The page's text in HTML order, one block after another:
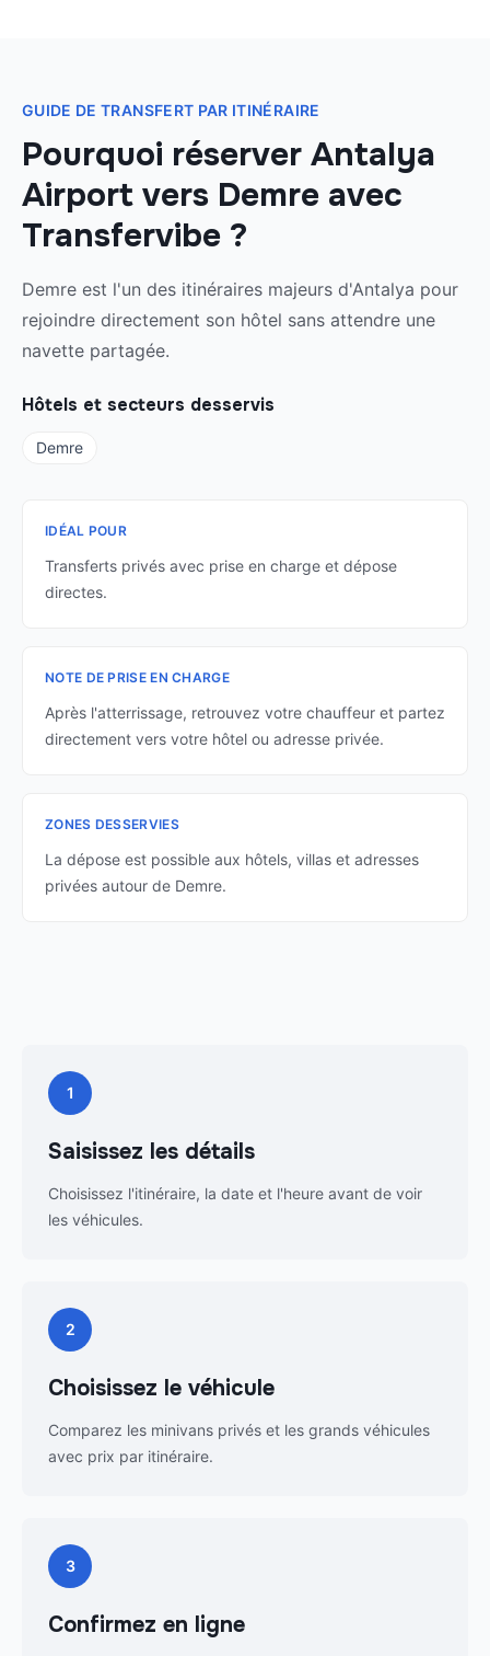
GUIDE DE TRANSFERT PAR ITINÉRAIRE
Pourquoi réserver Antalya
Airport vers Demre avec
Transfervibe ?
Demre est l'un des itinéraires majeurs d'Antalya pour
rejoindre directement son hôtel sans attendre une
navette partagée.
Hôtels et secteurs desservis
Demre
IDÉAL POUR
Transferts privés avec prise en charge et dépose
directes.
NOTE DE PRISE EN CHARGE
Après l'atterrissage, retrouvez votre chauffeur et partez
directement vers votre hôtel ou adresse privée.
ZONES DESSERVIES
La dépose est possible aux hôtels, villas et adresses
privées autour de Demre.
1
Saisissez les détails
Choisissez l'itinéraire, la date et l'heure avant de voir
les véhicules.
2
Choisissez le véhicule
Comparez les minivans privés et les grands véhicules
avec prix par itinéraire.
3
Confirmez en ligne